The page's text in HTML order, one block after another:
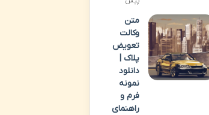
متن
وکالت
تعویض
پلاک |
دانلود
نمونه
فرم و
راهنمای